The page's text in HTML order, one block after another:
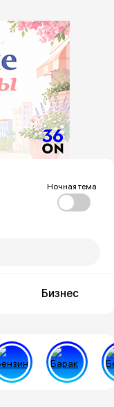
Ночная тема
Бизнес